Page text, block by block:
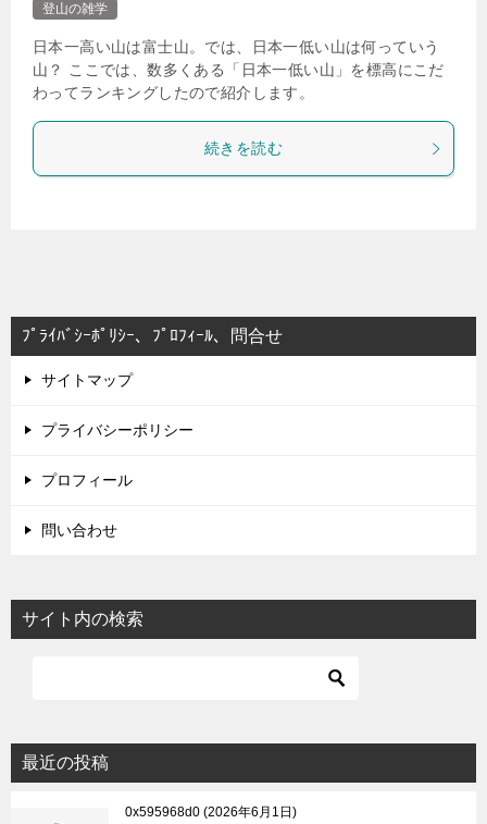
登山の雑学
日本一高い山は富士山。では、日本一低い山は何っていう
山？ ここでは、数多くある「日本一低い山」を標高にこだ
わってランキングしたので紹介します。
続きを読む
ﾌﾟﾗｲﾊﾞｼｰﾎﾟﾘｼｰ、ﾌﾟﾛﾌｨｰﾙ、問合せ
サイトマップ
プライバシーポリシー
プロフィール
問い合わせ
サイト内の検索
最近の投稿
0x595968d0 2026年6月1日